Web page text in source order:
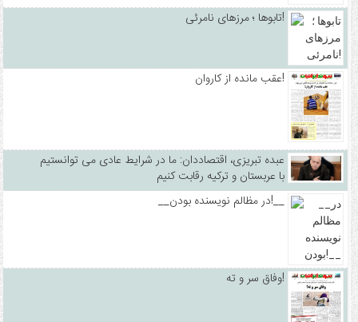
تابوها ؛ مرزهای نامرئی!
عقب مانده از کاروان!
عبده تبریزی، اقتصاددان: ما در شرایط عادی می توانستیم
با عربستان و ترکیه رقابت کنیم
__در مظالم نویسنده بودن!__
وفاق سر و ته!